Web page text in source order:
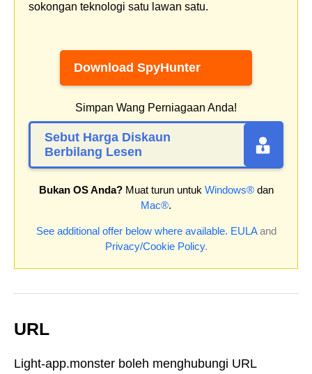
sokongan teknologi satu lawan satu.
Download SpyHunter
Simpan Wang Perniagaan Anda!
Sebut Harga Diskaun
Berbilang Lesen
Bukan OS Anda?Muat turun untuk Windows®dan
Mac®.
See additional offer below where available. EULAand
Privacy/Cookie Policy.
URL
Light-app.monster boleh menghubungi URL